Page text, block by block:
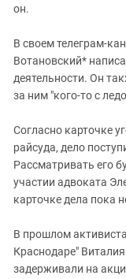
он.
В своем телеграм-
Вотановский*
деятельности. Он
за ним "кого-то с
Согласно карточке
райсуда, дело
Рассматривать его
участии адвоката
карточке дела пока
В прошлом
Краснодаре"
задерживали на